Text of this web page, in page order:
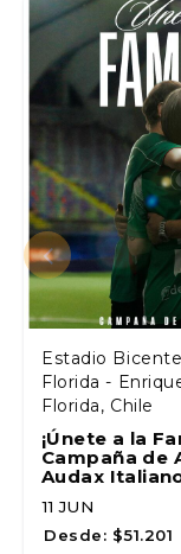
Estadio
Florida -
Florida, Chile
¡Únete a la
Campaña de
Audax
11 JUN
Desde: $51.201